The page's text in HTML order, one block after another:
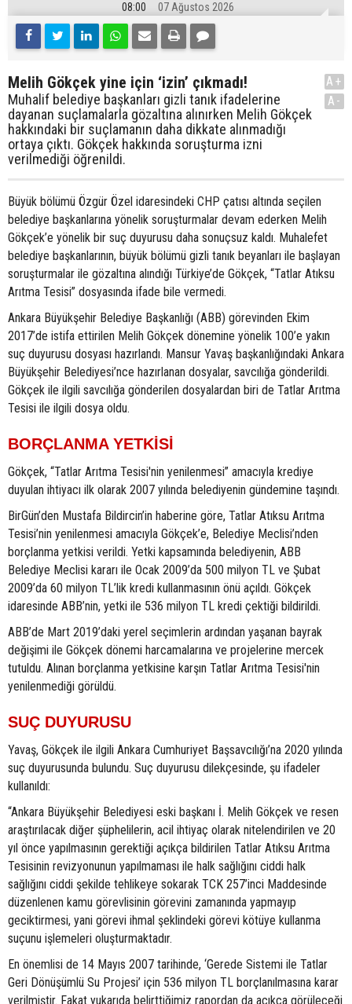
08:00 07 Ağustos 2026
Melih Gökçek yine için ‘izin’ çıkmadı!
Muhalif belediye başkanları gizli tanık ifadelerine
dayanan suçlamalarla gözaltına alınırken Melih Gökçek
hakkındaki bir suçlamanın daha dikkate alınmadığı
ortaya çıktı. Gökçek hakkında soruşturma izni
verilmediği öğrenildi.
A+
A-
Büyük bölümü Özgür Özel idaresindeki CHP çatısı altında seçilen
belediye başkanlarına yönelik soruşturmalar devam ederken Melih
Gökçek’e yönelik bir suç duyurusu daha sonuçsuz kaldı. Muhalefet
belediye başkanlarının, büyük bölümü gizli tanık beyanları ile başlayan
soruşturmalar ile gözaltına alındığı Türkiye’de Gökçek, “Tatlar Atıksu
Arıtma Tesisi” dosyasında ifade bile vermedi.
Ankara Büyükşehir Belediye Başkanlığı (ABB) görevinden Ekim
2017’de istifa ettirilen Melih Gökçek dönemine yönelik 100’e yakın
suç duyurusu dosyası hazırlandı. Mansur Yavaş başkanlığındaki Ankara
Büyükşehir Belediyesi’nce hazırlanan dosyalar, savcılığa gönderildi.
Gökçek ile ilgili savcılığa gönderilen dosyalardan biri de Tatlar Arıtma
Tesisi ile ilgili dosya oldu.
BORÇLANMA YETKİSİ
Gökçek, “Tatlar Arıtma Tesisi'nin yenilenmesi” amacıyla krediye
duyulan ihtiyacı ilk olarak 2007 yılında belediyenin gündemine taşındı.
BirGün’den Mustafa Bildircin’in haberine göre, Tatlar Atıksu Arıtma
Tesisi’nin yenilenmesi amacıyla Gökçek’e, Belediye Meclisi’nden
borçlanma yetkisi verildi. Yetki kapsamında belediyenin, ABB
Belediye Meclisi kararı ile Ocak 2009’da 500 milyon TL ve Şubat
2009’da 60 milyon TL’lik kredi kullanmasının önü açıldı. Gökçek
idaresinde ABB’nin, yetki ile 536 milyon TL kredi çektiği bildirildi.
ABB’de Mart 2019’daki yerel seçimlerin ardından yaşanan bayrak
değişimi ile Gökçek dönemi harcamalarına ve projelerine mercek
tutuldu. Alınan borçlanma yetkisine karşın Tatlar Arıtma Tesisi'nin
yenilenmediği görüldü.
SUÇ DUYURUSU
Yavaş, Gökçek ile ilgili Ankara Cumhuriyet Başsavcılığı’na 2020 yılında
suç duyurusunda bulundu. Suç duyurusu dilekçesinde, şu ifadeler
kullanıldı:
“Ankara Büyükşehir Belediyesi eski başkanı İ. Melih Gökçek ve resen
araştırılacak diğer şüphelilerin, acil ihtiyaç olarak nitelendirilen ve 20
yıl önce yapılmasının gerektiği açıkça bildirilen Tatlar Atıksu Arıtma
Tesisinin revizyonunun yapılmaması ile halk sağlığını ciddi halk
sağlığını ciddi şekilde tehlikeye sokarak TCK 257’inci Maddesinde
düzenlenen kamu görevlisinin görevini zamanında yapmayıp
geciktirmesi, yani görevi ihmal şeklindeki görevi kötüye kullanma
suçunu işlemeleri oluşturmaktadır.
En önemlisi de 14 Mayıs 2007 tarihinde, ‘Gerede Sistemi ile Tatlar
Geri Dönüşümlü Su Projesi’ için 536 milyon TL borçlanılmasına karar
verilmiştir. Fakat yukarıda belirttiğimiz rapordan da açıkça görüleceği